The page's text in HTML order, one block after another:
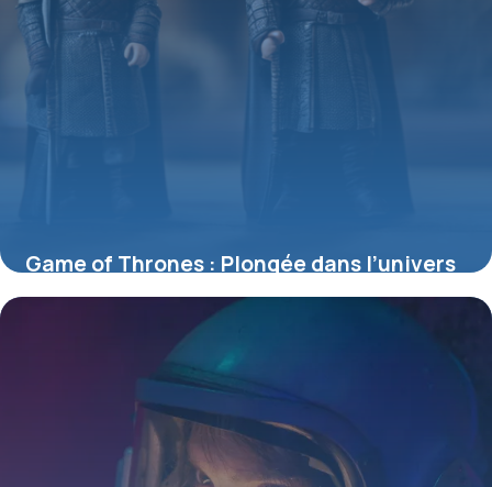
Game of Thrones : Plongée dans l’univers
des figurines incontournables